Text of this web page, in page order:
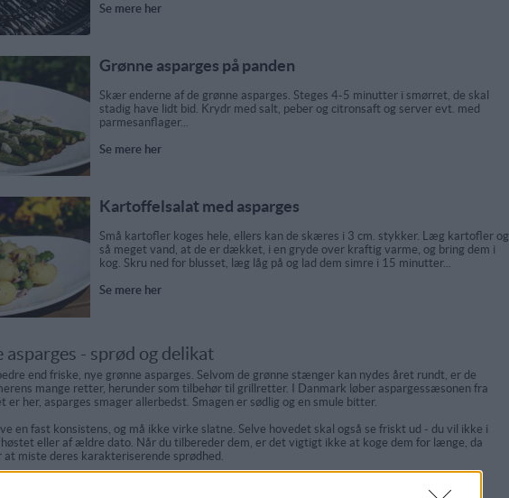
Se mere her
Grønne asparges på panden
Skær enderne af de grønne asparges. Steges 4-5 minutter i smørret, de skal
stadig have lidt bid. Krydr med salt, peber og citronsaft og server evt. med
parmesanflager...
Se mere her
Kartoffelsalat med asparges
Små kartofler koges hele, ellers kan de skæres i 3 cm. stykker. Læg kartofler og
så meget vand, at de er dækket, i en gryde over kraftig varme, og bring dem i
kog. Skru ned for blusset, læg låg på og lad dem simre i 15 minutter...
Se mere her
asparges - sprød og delikat
end friske, nye grønne asparges. Selvom de grønne stænger kan nydes året rundt, er de
mange retter, herunder som tilbehør til grillretter. I Danmark løber aspargessæsonen fra
er her, asparges smager allerbedst. Smagen er sødlig og en smule bitter.
en fast konsistens, og må ikke virke slatne. Selve hovedet skal også se friskt ud - du vil ikke i
eller af ældre dato. Når du tilbereder dem, er det vigtigt ikke at koge dem for længe, da
miste deres karakteriserende sprødhed.